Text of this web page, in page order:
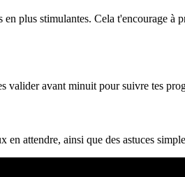
plus stimulantes. Cela t'encourage
avant minuit pour suivre tes
attendre, ainsi que des astuces